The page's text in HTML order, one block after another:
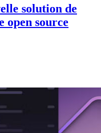
solution de
open source